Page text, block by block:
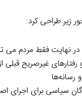
زیر طراحی کرد:
در نهایت فقط مردم می
غیرصریح قبلی
رسانه‌ها
سیاسی برای